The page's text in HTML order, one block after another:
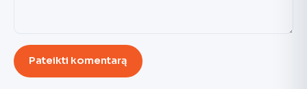
Pateikti komentarą